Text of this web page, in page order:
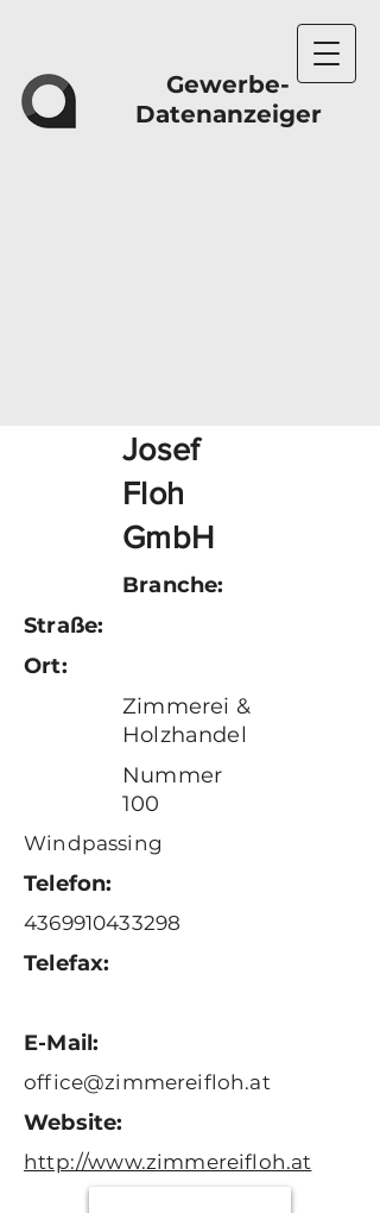
Gewerbe-
Datenanzeiger
Josef
Floh
GmbH
Branche:
Straße:
Ort:
Zimmerei &
Holzhandel
Nummer
100
Windpassing
Telefon:
4369910433298
Telefax:
E-Mail:
office@zimmereifloh.at
Website:
http://www.zimmereifloh.at